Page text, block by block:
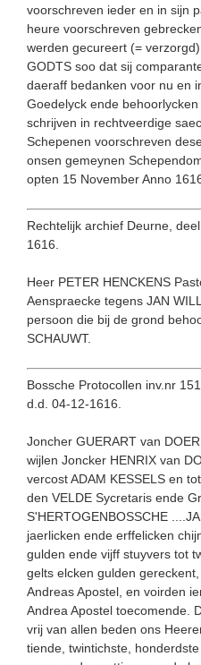
voorschreven ieder en in sijn
heure voorschreven
werden gecureert (=
GODTS soo dat sij
daeraff bedanken voor nu en
Goedelyck ende
schrijven in rechtveerdige
Schepenen voorschreven
onsen gemeynen
opten 15 November Anno
Rechtelijk archief Deurne,
1616.
Heer PETER HENCKENS
Aenspraecke tegens JAN
persoon die bij de grond
SCHAUWT.
Bossche Protocollen inv.nr
d.d. 04-12-1616.
Joncher GUERART van
wijlen Joncker HENRIX van
vercost ADAM KESSELS en
den VELDE Sycretaris ende
S'HERTOGENBOSSCHE
jaerlicken ende erffelicken
gulden ende vijff stuyvers tot
gelts elcken gulden
Andreas Apostel, en voirden
Andrea Apostel toecomen­de.
vrij van allen beden ons
tiende, twintichste,